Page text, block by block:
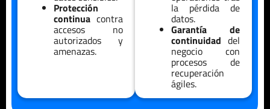
Protección
continua contra
accesos no
autorizados y
amenazas.
la pérdida de
datos.
Garantía de
continuidad del
negocio con
procesos de
recuperación
ágiles.